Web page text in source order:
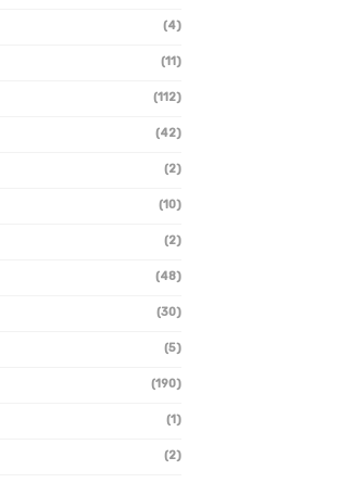
(4)
(11)
(112)
(42)
(2)
(10)
(2)
(48)
(30)
(5)
(190)
(1)
(2)